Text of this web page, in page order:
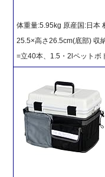
体重量:5.95kg 原産国:日本
25.5×高さ26.5cm(底部) 収
=立40本、1.5・2lペットボ